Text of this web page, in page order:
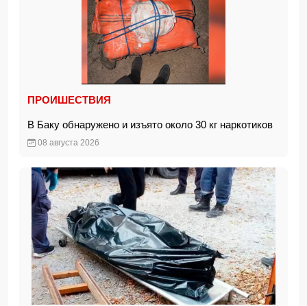
ПРОИШЕСТВИЯ
В Баку обнаружено и изъято около 30 кг наркотиков
08 августа 2026